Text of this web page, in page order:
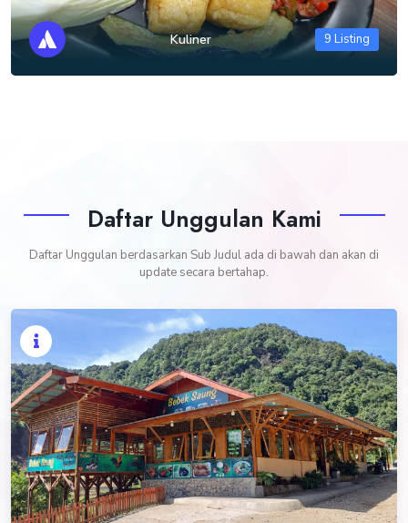
Kuliner 9 Listing
Daftar Unggulan Kami
Daftar Unggulan berdasarkan Sub Judul ada di bawah dan akan di
update secara bertahap.